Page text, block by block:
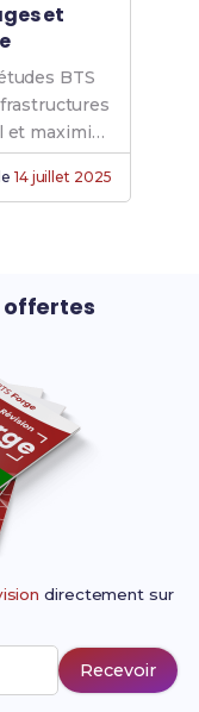
et
BTS
maximise
creteil.
14 juillet 2025
offertes
directement sur
Recevoir